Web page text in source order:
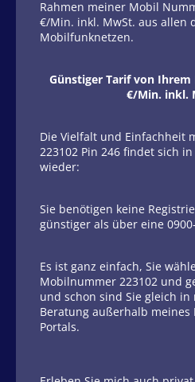
Rahmen meiner Mobil
€/Min. inkl. MwSt. aus allen
Mobilfunknetzen.
Günstiger Tarif von Ihrem
€/Min. inkl.
Die Vielfalt und Einfachheit
223102 Pin 246 findet sich
wieder:
Sie benötigen keine
günstiger als über eine
Es ist ganz einfach, Sie
Mobilnummer 223102 und
und schon sind Sie gleich
Beratung außerhalb
Portals.